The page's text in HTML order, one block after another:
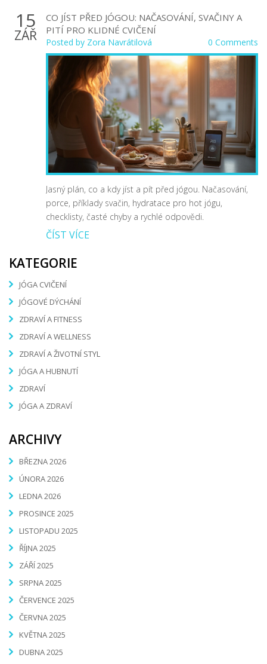
15
ZÁŘ
CO JÍST PŘED JÓGOU: NAČASOVÁNÍ, SVAČINY A
PITÍ PRO KLIDNÉ CVIČENÍ
Posted by Zora Navrátilová 0 Comments
Jasný plán, co a kdy jíst a pít před jógou. Načasování,
porce, příklady svačin, hydratace pro hot jógu,
checklisty, časté chyby a rychlé odpovědi.
ČÍST VÍCE
KATEGORIE
JÓGA CVIČENÍ
JÓGOVÉ DÝCHÁNÍ
ZDRAVÍ A FITNESS
ZDRAVÍ A WELLNESS
ZDRAVÍ A ŽIVOTNÍ STYL
JÓGA A HUBNUTÍ
ZDRAVÍ
JÓGA A ZDRAVÍ
ARCHIVY
BŘEZNA 2026
ÚNORA 2026
LEDNA 2026
PROSINCE 2025
LISTOPADU 2025
ŘÍJNA 2025
ZÁŘÍ 2025
SRPNA 2025
ČERVENCE 2025
ČERVNA 2025
KVĚTNA 2025
DUBNA 2025